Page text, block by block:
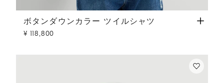
ボタンダウンカラー ツイルシャツ ホワイト
ボタンダウンカラー ツイルシャツ
¥ 118,800